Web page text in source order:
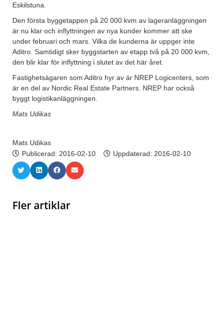
Eskilstuna.
Den första byggetappen på 20 000 kvm av lageranläggningen
är nu klar och inflyttningen av nya kunder kommer att ske
under februari och mars. Vilka de kunderna är uppger inte
Aditro. Samtidigt sker byggstarten av etapp två på 20 000 kvm,
den blir klar för inflyttning i slutet av det här året.
Fastighetsägaren som Aditro hyr av är NREP Logicenters, som
är en del av Nordic Real Estate Partners. NREP har också
byggt logistikanläggningen.
Mats Udikas
Mats Udikas
Publicerad: 2016-02-10 Uppdaterad: 2016-02-10
Fler artiklar